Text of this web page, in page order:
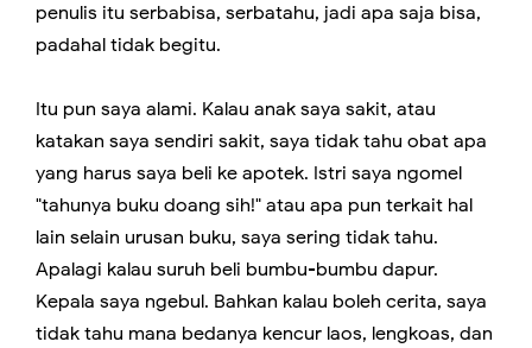
penulis itu serbabisa, serbatahu, jadi apa saja bisa,
padahal tidak begitu.
Itu pun saya alami. Kalau anak saya sakit, atau
katakan saya sendiri sakit, saya tidak tahu obat apa
yang harus saya beli ke apotek. Istri saya ngomel
"tahunya buku doang sih!" atau apa pun terkait hal
lain selain urusan buku, saya sering tidak tahu.
Apalagi kalau suruh beli bumbu-bumbu dapur.
Kepala saya ngebul. Bahkan kalau boleh cerita, saya
tidak tahu mana bedanya kencur laos, lengkoas, dan